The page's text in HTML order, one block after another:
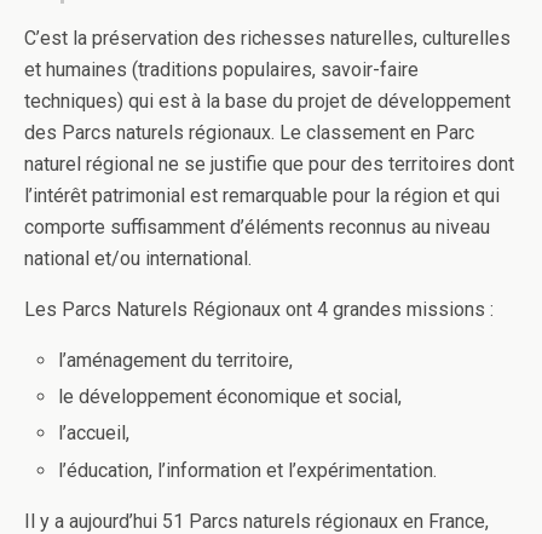
C’est la préservation des richesses naturelles, culturelles
et humaines (traditions populaires, savoir-faire
techniques) qui est à la base du projet de développement
des Parcs naturels régionaux. Le classement en Parc
naturel régional ne se justifie que pour des territoires dont
l’intérêt patrimonial est remarquable pour la région et qui
comporte suffisamment d’éléments reconnus au niveau
national et/ou international.
Les Parcs Naturels Régionaux ont 4 grandes missions :
l’aménagement du territoire,
le développement économique et social,
l’accueil,
l’éducation, l’information et l’expérimentation.
Il y a aujourd’hui 51 Parcs naturels régionaux en France,